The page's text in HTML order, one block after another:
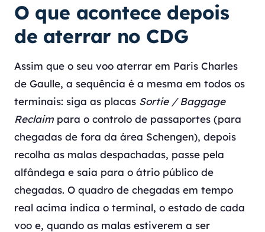
O que acontece depois
de aterrar no CDG
Assim que o seu voo aterrar em Paris Charles
de Gaulle, a sequência é a mesma em todos os
terminais: siga as placas Sortie / Baggage
Reclaim para o controlo de passaportes (para
chegadas de fora da área Schengen), depois
recolha as malas despachadas, passe pela
alfândega e saia para o átrio público de
chegadas. O quadro de chegadas em tempo
real acima indica o terminal, o estado de cada
voo e, quando as malas estiverem a ser